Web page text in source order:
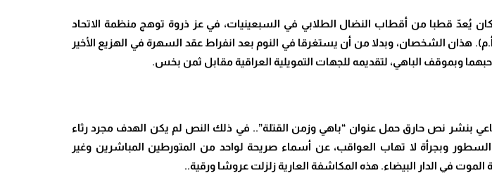
يُعدّ قطبا من أقطاب النضال الطلابي في السبعينيات، في عز ذروة توهج منظمة الاتحاد
هذان الشخصان، وبدلا من أن يستغرقا في النوم بعد انفراط عقد السهرة في الهزيع الأخير
وبموقف الباهي، لتقديمه للجهات التمويلية العراقية مقابل ثمن بخس.
بنشر نص حارق حمل عنوان “باهي وزمن القتلة”.. في ذلك النص لم يكن الهدف مجرد رثاء
وبجرأة لا تهاب العواقب، عن أسماء صريحة لواحد من المتورطين المباشرين وغير
في الدار البيضاء. هذه المكاشفة العارية زلزلت عروشا ورقية..